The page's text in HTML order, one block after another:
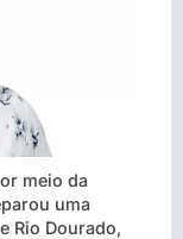
meio da
uma
Rio Dourado,